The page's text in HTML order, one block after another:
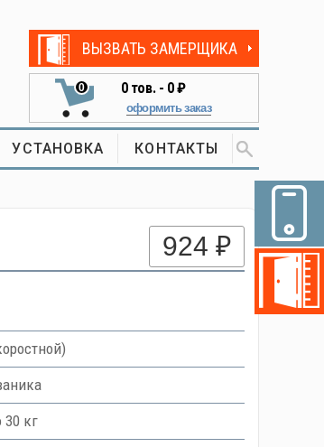
ВЫЗВАТЬ ЗАМЕРЩИКА
0 0тов. - 0 ₽
оформить заказ
УСТАНОВКА КОНТАКТЫ
924 ₽
кг